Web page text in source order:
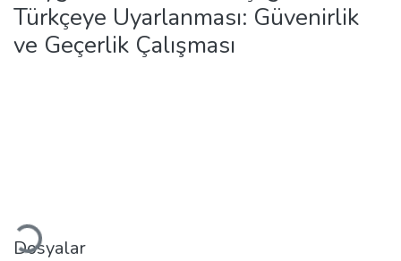
Türkçeye Uyarlanması: Güvenirlik
ve Geçerlik Çalışması
Dosyalar